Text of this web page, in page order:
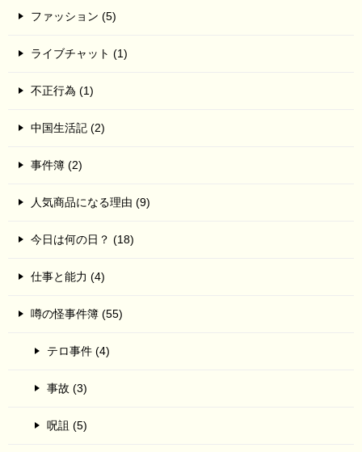
ファッション (5)
ライブチャット (1)
不正行為 (1)
中国生活記 (2)
事件簿 (2)
人気商品になる理由 (9)
今日は何の日？ (18)
仕事と能力 (4)
噂の怪事件簿 (55)
テロ事件 (4)
事故 (3)
呪詛 (5)